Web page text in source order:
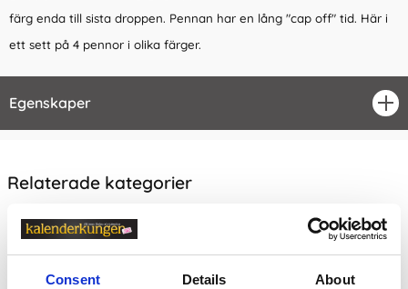
Consent Details About
färg enda till sista droppen. Pennan har en lång "cap off" tid. Här i
ett sett på 4 pennor i olika färger.
Egenskaper
Relaterade kategorier
Kontorsvaror
Kontorsvaror / Skriva & Rita /Pennor & Tillbehör